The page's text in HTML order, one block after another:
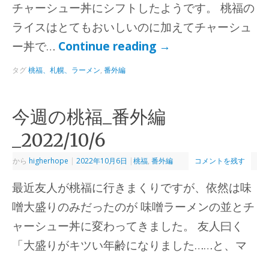
チャーシュー丼にシフトしたようです。 桃福の
ライスはとてもおいしいのに加えてチャーシュ
ー丼で… Continue reading →
タグ桃福、札幌、ラーメン,番外編
今週の桃福_番外編
_2022/10/6
から higherhope | 2022年10月6日 |桃福,番外編 コメントを残す
最近友人が桃福に行きまくりですが、依然は味
噌大盛りのみだったのが 味噌ラーメンの並とチ
ャーシュー丼に変わってきました。 友人曰く
「大盛りがキツい年齢になりました……と、マ